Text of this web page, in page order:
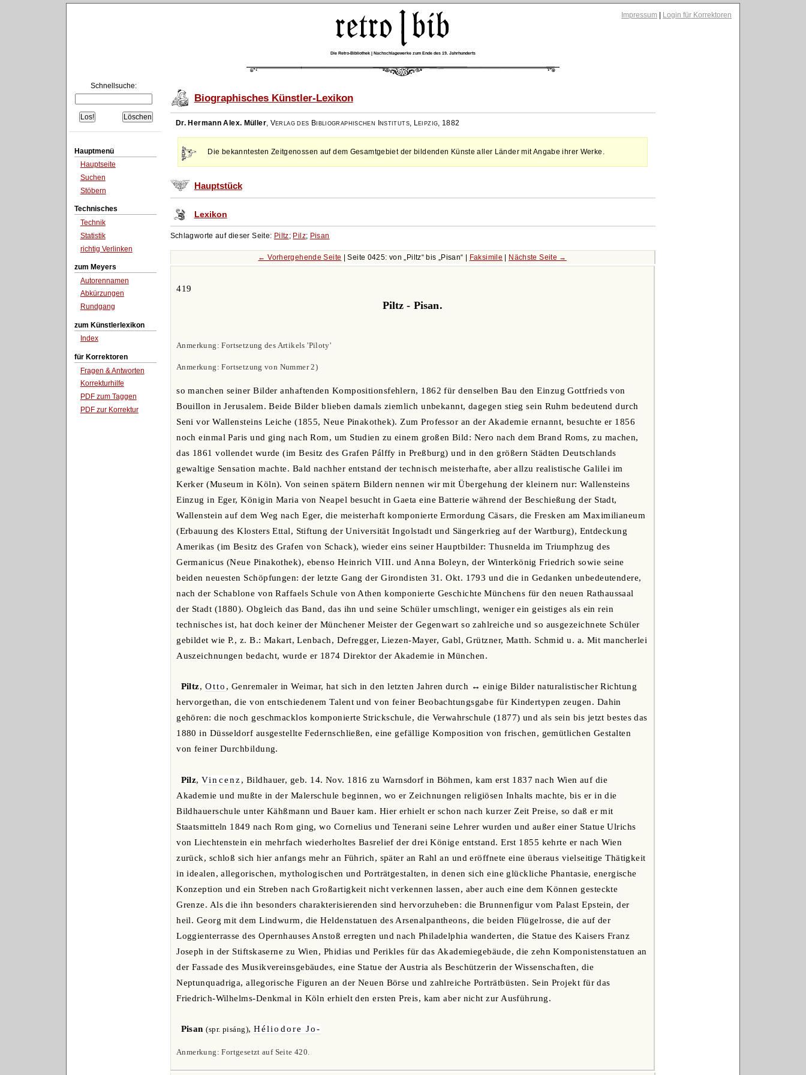
Impressum Login für Korrektoren
Die Retro-Bibliothek | Nachschlagewerke zum Ende des 19. Jahrhunderts
Schnellsuche:
Hauptmenü
Hauptseite
Suchen
Stöbern
Technisches
Technik
Statistik
richtig Verlinken
zum Meyers
Autorennamen
Abkürzungen
Rundgang
zum Künstlerlexikon
Index
für Korrektoren
Fragen & Antworten
Korrekturhilfe
PDF zum Taggen
PDF zur Korrektur
Biographisches Künstler-Lexikon
Dr. Hermann Alex. Müller, Verlag des Bibliographischen Instituts, Leipzig, 1882
Die bekanntesten Zeitgenossen auf dem Gesamtgebiet der bildenden Künste aller Länder mit Angabe ihrer Werke.
Hauptstück
Lexikon
Schlagworte auf dieser Seite: Piltz; Pilz; Pisan
← Vorhergehende Seite | Seite 0425: von Piltz bis Pisan | Faksimile | Nächste Seite →
419
Piltz - Pisan.
Anmerkung: Fortsetzung des Artikels 'Piloty'
Anmerkung: Fortsetzung von Nummer 2)
so manchen seiner Bilder anhaftenden Kompositionsfehlern, 1862 für denselben Bau den Einzug Gottfrieds von
Bouillon in Jerusalem. Beide Bilder blieben damals ziemlich unbekannt, dagegen stieg sein Ruhm bedeutend durch
Seni vor Wallensteins Leiche (1855, Neue Pinakothek). Zum Professor an der Akademie ernannt, besuchte er 1856
noch einmal Paris und ging nach Rom, um Studien zu einem großen Bild: Nero nach dem Brand Roms, zu machen,
das 1861 vollendet wurde (im Besitz des Grafen Pálffy in Preßburg) und in den größern Städten Deutschlands
gewaltige Sensation machte. Bald nachher entstand der technisch meisterhafte, aber allzu realistische Galilei im
Kerker (Museum in Köln). Von seinen spätern Bildern nennen wir mit Übergehung der kleinern nur: Wallensteins
Einzug in Eger, Königin Maria von Neapel besucht in Gaeta eine Batterie während der Beschießung der Stadt,
Wallenstein auf dem Weg nach Eger, die meisterhaft komponierte Ermordung Cäsars, die Fresken am Maximilianeum
(Erbauung des Klosters Ettal, Stiftung der Universität Ingolstadt und Sängerkrieg auf der Wartburg), Entdeckung
Amerikas (im Besitz des Grafen von Schack), wieder eins seiner Hauptbilder: Thusnelda im Triumphzug des
Germanicus (Neue Pinakothek), ebenso Heinrich VIII. und Anna Boleyn, der Winterkönig Friedrich sowie seine
beiden neuesten Schöpfungen: der letzte Gang der Girondisten 31. Okt. 1793 und die in Gedanken unbedeutendere,
nach der Schablone von Raffaels Schule von Athen komponierte Geschichte Münchens für den neuen Rathaussaal
der Stadt (1880). Obgleich das Band, das ihn und seine Schüler umschlingt, weniger ein geistiges als ein rein
technisches ist, hat doch keiner der Münchener Meister der Gegenwart so zahlreiche und so ausgezeichnete Schüler
gebildet wie P., z. B.: Makart, Lenbach, Defregger, Liezen-Mayer, Gabl, Grützner, Matth. Schmid u. a. Mit mancherlei
Auszeichnungen bedacht, wurde er 1874 Direktor der Akademie in München.
Piltz, Otto , Genremaler in Weimar, hat sich in den letzten Jahren durch ↔ einige Bilder naturalistischer Richtung
hervorgethan, die von entschiedenem Talent und von feiner Beobachtungsgabe für Kindertypen zeugen. Dahin
gehören: die noch geschmacklos komponierte Strickschule, die Verwahrschule (1877) und als sein bis jetzt bestes das
1880 in Düsseldorf ausgestellte Federnschließen, eine gefällige Komposition von frischen, gemütlichen Gestalten
von feiner Durchbildung.
Pilz,Vincenz, Bildhauer, geb. 14. Nov. 1816 zu Warnsdorf in Böhmen, kam erst 1837 nach Wien auf die
Akademie und mußte in der Malerschule beginnen, wo er Zeichnungen religiösen Inhalts machte, bis er in die
Bildhauerschule unter Kähßmann und Bauer kam. Hier erhielt er schon nach kurzer Zeit Preise, so daß er mit
Staatsmitteln 1849 nach Rom ging, wo Cornelius und Tenerani seine Lehrer wurden und außer einer Statue Ulrichs
von Liechtenstein ein mehrfach wiederholtes Basrelief der drei Könige entstand. Erst 1855 kehrte er nach Wien
zurück, schloß sich hier anfangs mehr an Führich, später an Rahl an und eröffnete eine überaus vielseitige Thätigkeit
in idealen, allegorischen, mythologischen und Porträtgestalten, in denen sich eine glückliche Phantasie, energische
Konzeption und ein Streben nach Großartigkeit nicht verkennen lassen, aber auch eine dem Können gesteckte
Grenze. Als die ihn besonders charakterisierenden sind hervorzuheben: die Brunnenfigur vom Palast Epstein, der
heil. Georg mit dem Lindwurm, die Heldenstatuen des Arsenalpantheons, die beiden Flügelrosse, die auf der
Loggienterrasse des Opernhauses Anstoß erregten und nach Philadelphia wanderten, die Statue des Kaisers Franz
Joseph in der Stiftskaserne zu Wien, Phidias und Perikles für das Akademiegebäude, die zehn Komponistenstatuen an
der Fassade des Musikvereinsgebäudes, eine Statue der Austria als Beschützerin der Wissenschaften, die
Neptunquadriga, allegorische Figuren an der Neuen Börse und zahlreiche Porträtbüsten. Sein Projekt für das
Friedrich-Wilhelms-Denkmal in Köln erhielt den ersten Preis, kam aber nicht zur Ausführung.
Pisan (spr. pisáng),Héliodore Jo-
Anmerkung: Fortgesetzt auf Seite 420.